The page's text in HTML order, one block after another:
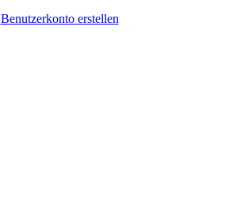
Benutzerkonto erstellen